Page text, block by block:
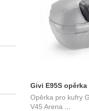
Givi E95S opěrka
E52
Opěrka pro kufry
V45 Arena